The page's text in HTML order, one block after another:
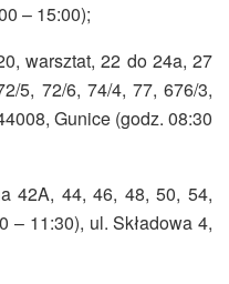
– 15:00);
warsztat, 22 do 24a, 27
5, 72/6, 74/4, 77, 676/3,
Gunice (godz. 08:30
42A, 44, 46, 48, 50, 54,
– 11:30), ul. Składowa 4,